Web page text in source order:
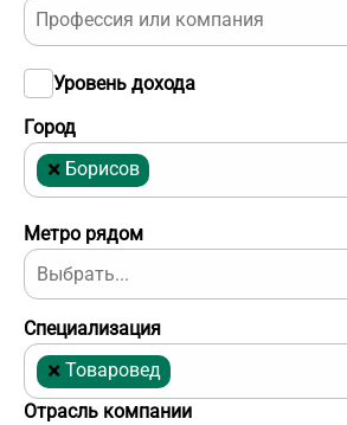
Отрасль компании
Город
× Борисов
Уровень дохода
Метро рядом
Специализация
× Товаровед